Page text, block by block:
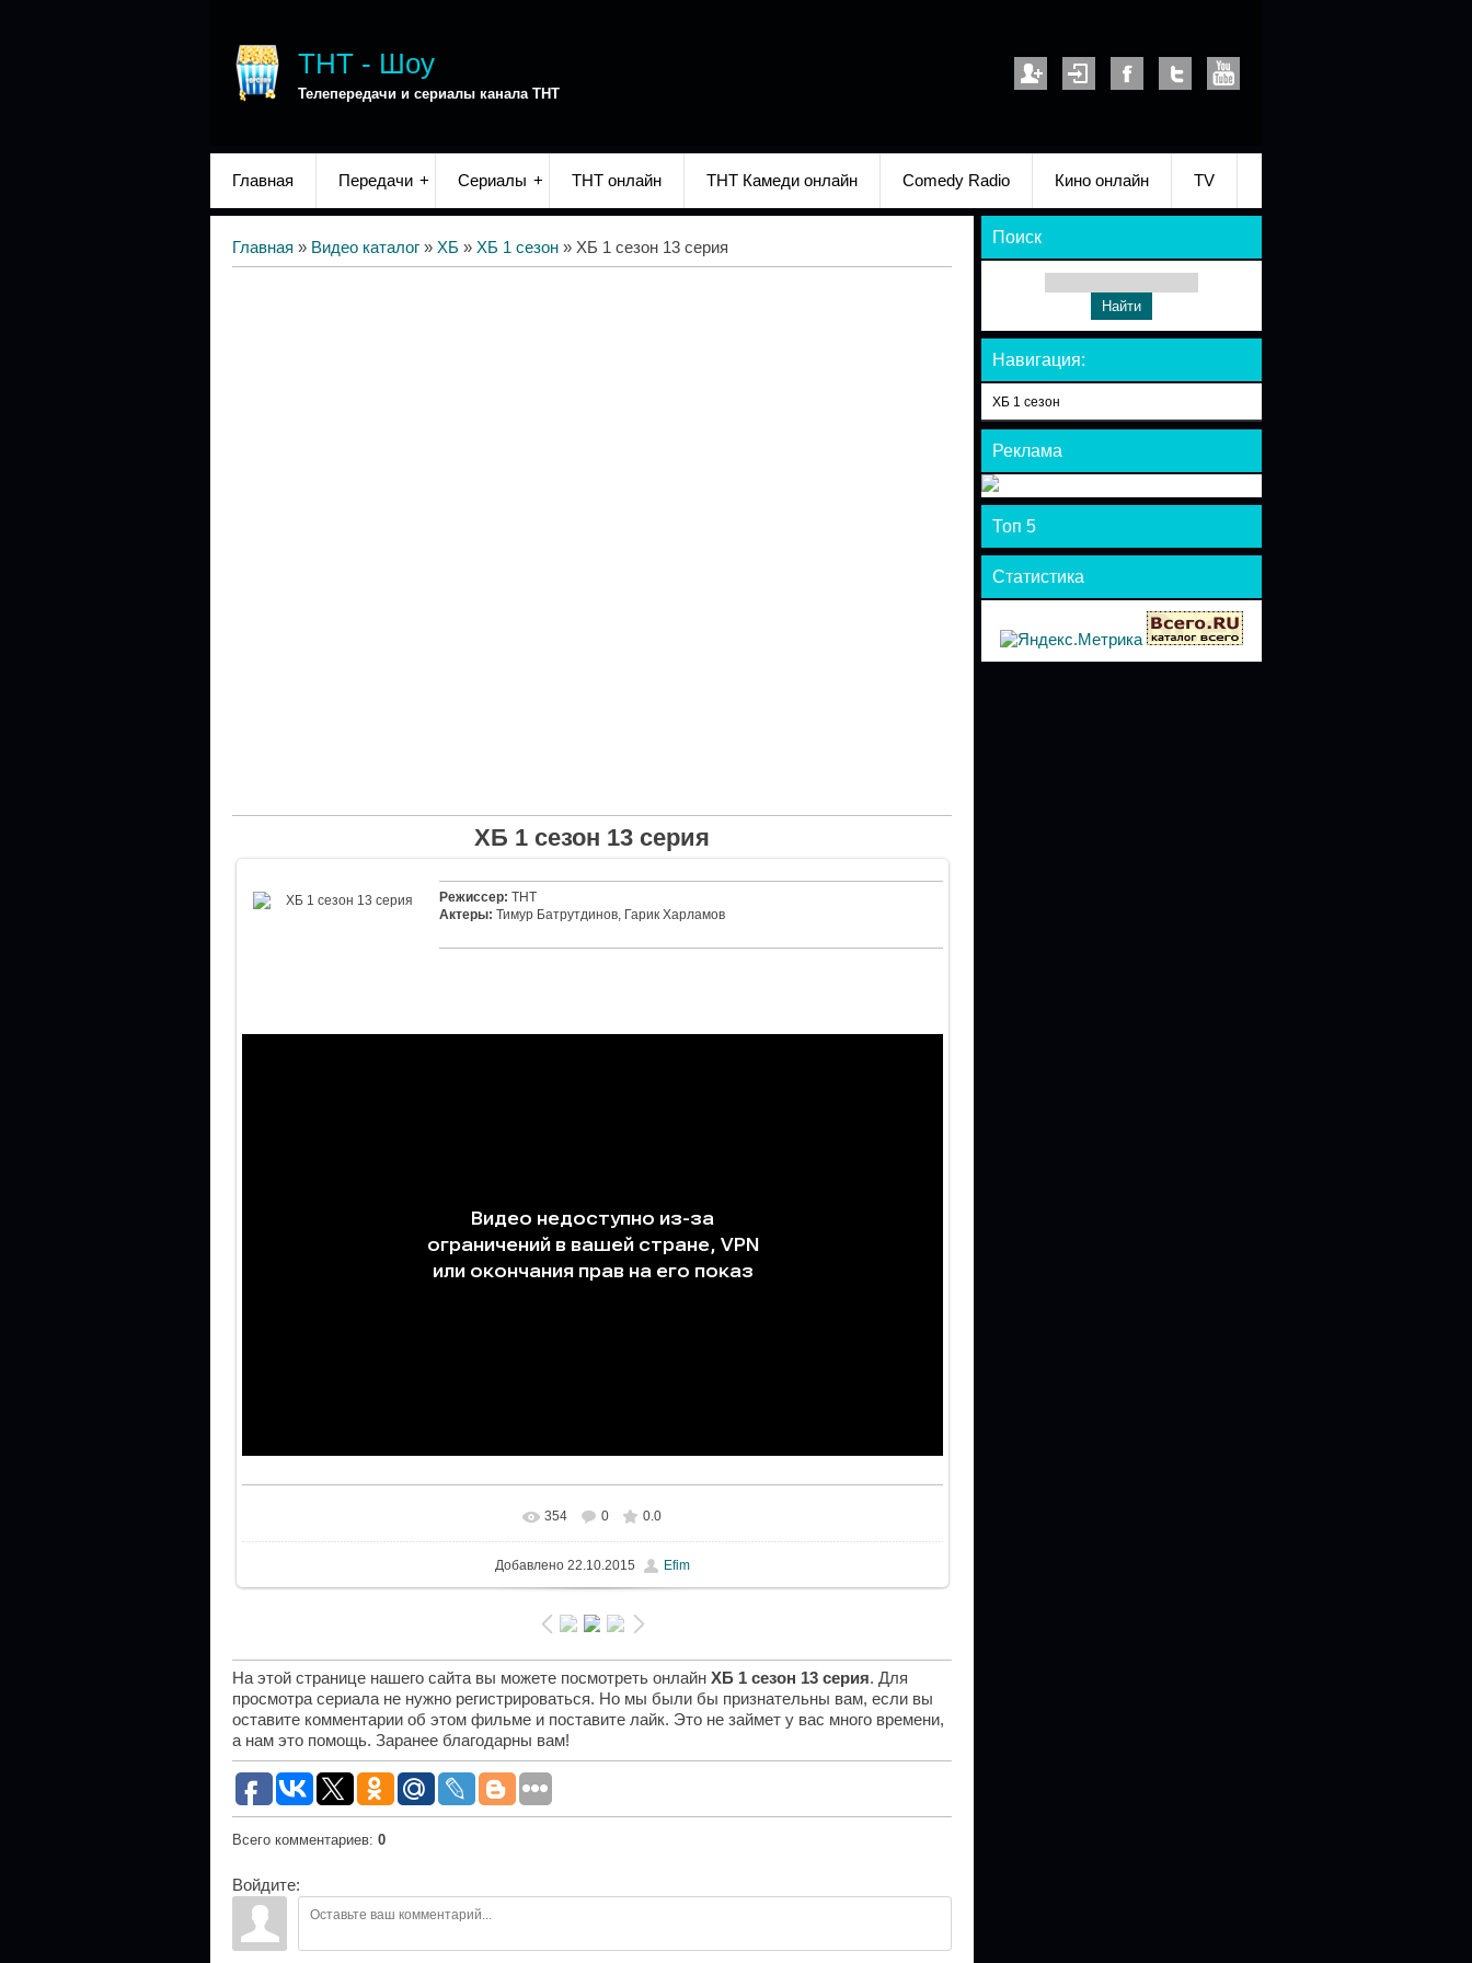
ТНТ - Шоу
Телепередачи и сериалы канала ТНТ
Главная Передачи Сериалы ТНТ онлайн ТНТ Камеди онлайн Comedy Radio Кино онлайн TV
Главная » Видео каталог » ХБ » ХБ 1 сезон » ХБ 1 сезон 13 серия
ХБ 1 сезон 13 серия
Режиссер: ТНТ
Актеры: Тимур Батрутдинов, Гарик Харламов
354 0 0.0
Добавлено22.10.2015 Efim
На этой странице нашего сайта вы можете посмотреть онлайн ХБ 1 сезон 13 серия. Для
просмотра сериала не нужно регистрироваться. Но мы были бы признательны вам, если вы
оставите комментарии об этом фильме и поставите лайк. Это не займет у вас много времени,
а нам это помощь. Заранее благодарны вам!
Всего комментариев: 0
Войдите:
Поиск
Навигация:
ХБ 1 сезон
Реклама
Топ 5
Статистика